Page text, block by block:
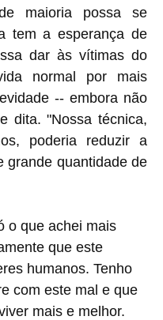
maioria possa se
tem a esperança de
dar às vítimas do
normal por mais
-- embora não
dita. "Nossa técnica,
poderia reduzir a
grande quantidade de
o que achei mais
que este
humanos. Tenho
com este mal e que
mais e melhor.